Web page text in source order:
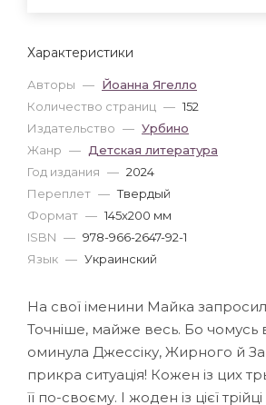
Характеристики
Авторы — Йоанна Ягелло
Количество страниц — 152
Издательство — Урбино
Жанр — Детская литература
Год издания — 2024
Переплет — Твердый
Формат — 145x200 мм
ISBN — 978-966-2647-92-1
Язык — Украинский
На свої іменини Майка
Точніше, майже весь. Бо чомусь
оминула Джессіку, Жирного й
прикра ситуація! Кожен із цих
її по-своєму. І жоден із цієї